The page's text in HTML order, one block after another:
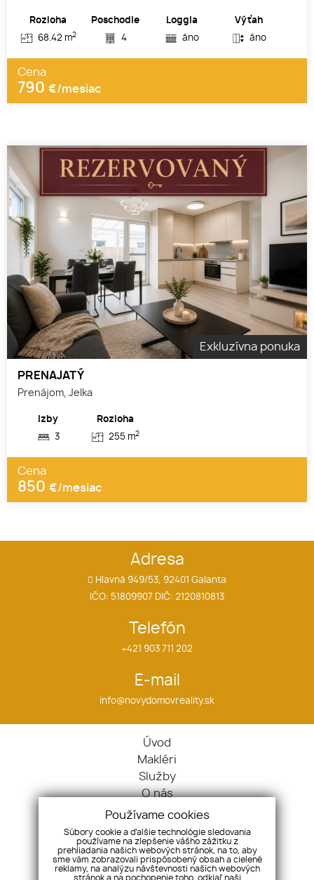
Rozloha
68.42 m2
Poschodie
4
Loggia
áno
Výťah
áno
Cena
790 €/mesiac
Exkluzívna ponuka
PRENAJATÝ
Prenájom, Jelka
Izby
3
Rozloha
255 m2
Cena
850 €/mesiac
Adresa
Hlavná 949/53, 92401 Galanta
IČO: 51809907 DIČ: 2120810813
Telefón
+421 903 711 202
E-mail
info@novydomovreality.sk
Úvod
Makléri
Služby
O nás
Ponuka / Dopyt
Kontakt
Nehnuteľnosti
Byty
Domy
Používame cookies
Súbory cookie a ďalšie technológie sledovania
používame na zlepšenie vášho zážitku z
prehliadania našich webových stránok, na to, aby
sme vám zobrazovali prispôsobený obsah a cielené
reklamy, na analýzu návštevnosti našich webových
stránok a na pochopenie toho, odkiaľ naši